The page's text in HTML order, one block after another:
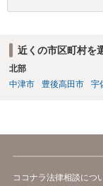
近くの市区町村を
北部
中津市
豊後高田市 宇
ココナラ法律相談につ